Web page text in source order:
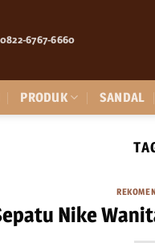
0822-6767-6660
PRODUK SANDAL
Nike